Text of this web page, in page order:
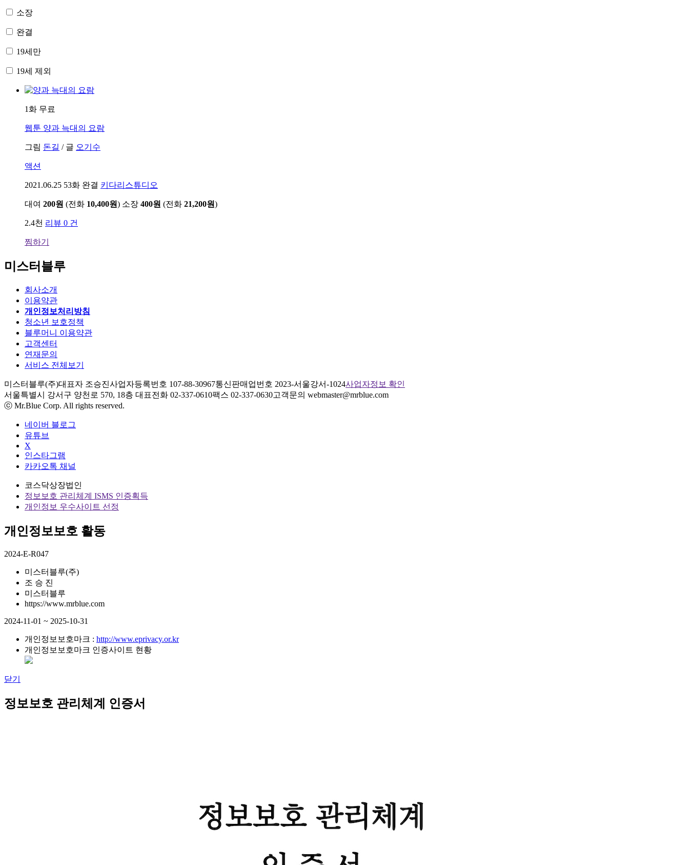
소장
완결
19세만
19세 제외
1화 무료
웹툰 양과 늑대의 요람
그림 돈길 / 글 오기수
액션
2021.06.25 53화 완결 키다리스튜디오
대여 200원 (전화 10,400원) 소장 400원 (전화 21,200원)
2.4천 리뷰 0 건
찜하기
미스터블루
회사소개
이용약관
개인정보처리방침
청소년 보호정책
블루머니 이용약관
고객센터
연재문의
서비스 전체보기
미스터블루(주)대표자 조승진사업자등록번호 107-88-30967통신판매업번호 2023-서울강서-1024사업자정보 확인
서울특별시 강서구 양천로 570, 18층 대표전화 02-337-0610팩스 02-337-0630고객문의 webmaster@mrblue.com
ⓒ Mr.Blue Corp. All rights reserved.
네이버 블로그
유튜브
X
인스타그램
카카오톡 채널
코스닥상장법인
정보보호 관리체계 ISMS 인증획득
개인정보 우수사이트 선정
개인정보보호 활동
2024-E-R047
미스터블루(주)
조 승 진
미스터블루
https://www.mrblue.com
2024-11-01 ~ 2025-10-31
개인정보보호마크 : http://www.eprivacy.or.kr
개인정보보호마크 인증사이트 현황
닫기
정보보호 관리체계 인증서